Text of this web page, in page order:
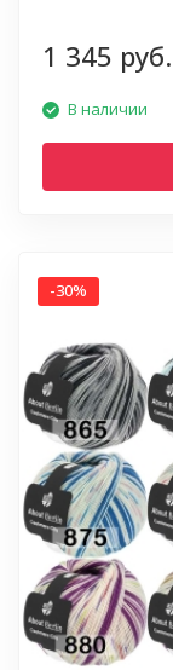
1 345 руб.
В наличии
-30%